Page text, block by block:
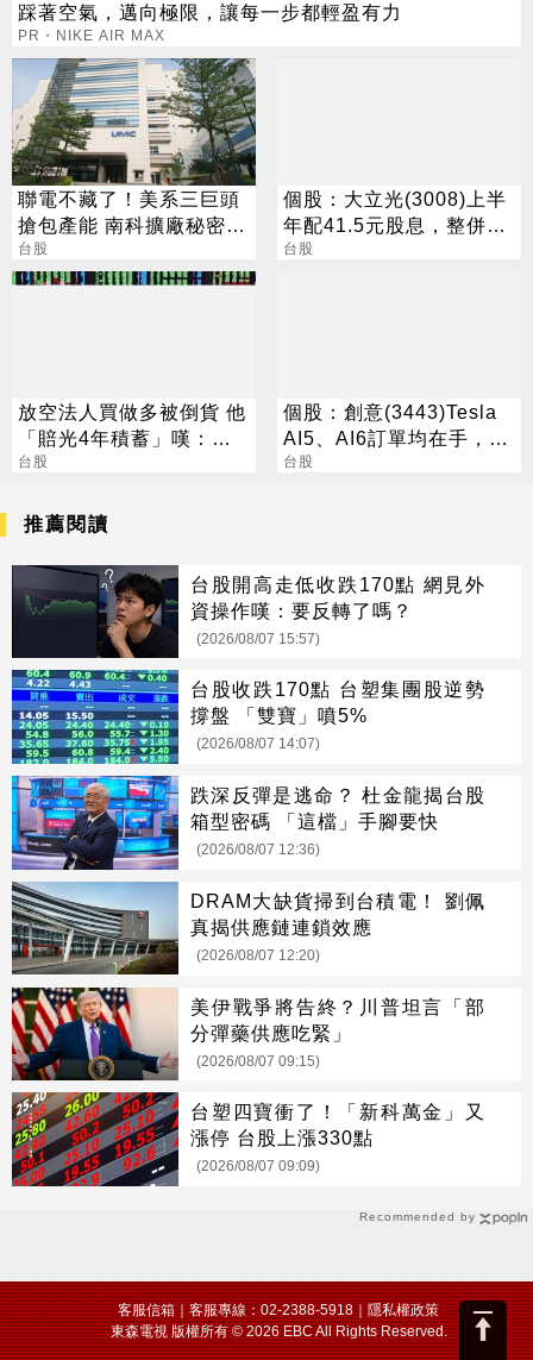
踩著空氣，邁向極限，讓每一步都輕盈有力
PR・NIKE AIR MAX
聯電不藏了！美系三巨頭
搶包產能 南科擴廠秘密曝
光
台股
個股：大立光(3008)上半
年配41.5元股息，整併大
陽科技為100%子公司
台股
放空法人買做多被倒貨 他
「賠光4年積蓄」嘆：想
拗回來一直輸
台股
個股：創意(3443)Tesla
AI5、AI6訂單均在手，谷
歌Axion2 CPU出貨有上
台股
Recommended by
推薦閱讀
台股開高走低收跌170點 網見外
資操作嘆：要反轉了嗎？
(2026/08/07 15:57)
台股收跌170點 台塑集團股逆勢
撐盤 「雙寶」噴5%
(2026/08/07 14:07)
跌深反彈是逃命？ 杜金龍揭台股
箱型密碼 「這檔」手腳要快
(2026/08/07 12:36)
DRAM大缺貨掃到台積電！ 劉佩
真揭供應鏈連鎖效應
(2026/08/07 12:20)
美伊戰爭將告終？川普坦言「部
分彈藥供應吃緊」
(2026/08/07 09:15)
台塑四寶衝了！「新科萬金」又
漲停 台股上漲330點
(2026/08/07 09:09)
客服信箱｜客服專線：02-2388-5918｜隱私權政策
東森電視 版權所有 © 2026 EBC All Rights Reserved.